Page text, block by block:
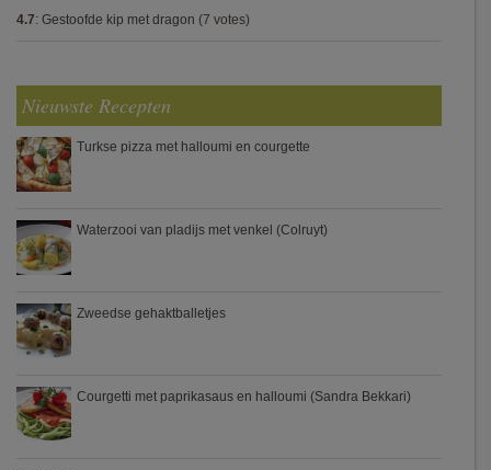
4.7: Gestoofde kip met dragon (7 votes)
Nieuwste Recepten
Turkse pizza met halloumi en courgette
Waterzooi van pladijs met venkel (Colruyt)
Zweedse gehaktballetjes
Courgetti met paprikasaus en halloumi (Sandra Bekkari)